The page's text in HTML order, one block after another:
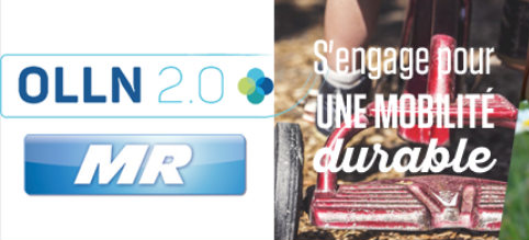
OLLN2.0